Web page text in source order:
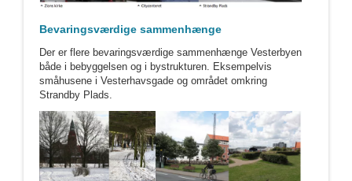
Bevaringsværdige sammenhænge
Der er flere bevaringsværdige sammenhænge Vesterbyen
både i bebyggelsen og i bystrukturen. Eksempelvis
småhusene i Vesterhavsgade og området omkring
Strandby Plads.